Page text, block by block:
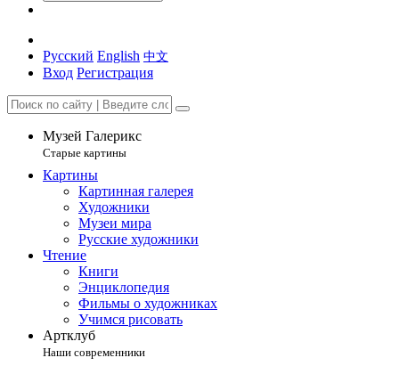
Русский English 中文
Вход Регистрация
Музей Галерикс
Старые картины
Картины
Картинная галерея
Художники
Музеи мира
Русские художники
Чтение
Книги
Энциклопедия
Фильмы о художниках
Учимся рисовать
Артклуб
Наши современники